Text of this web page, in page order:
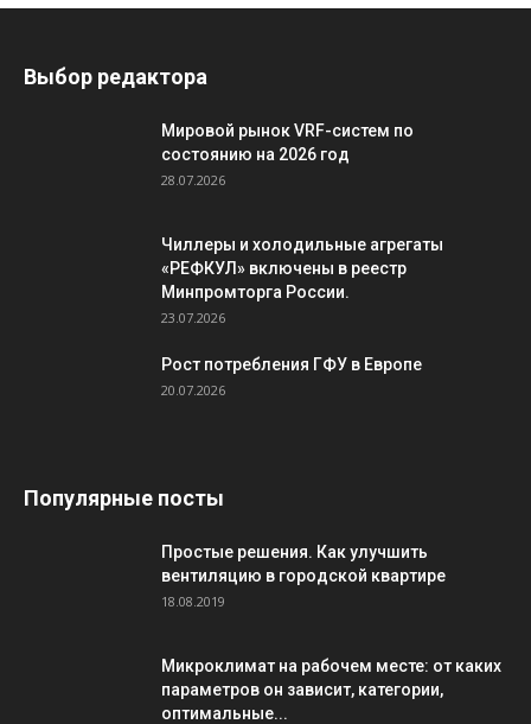
Выбор редактора
Мировой рынок VRF-систем по
состоянию на 2026 год
28.07.2026
Чиллеры и холодильные агрегаты
«РЕФКУЛ» включены в реестр
Минпромторга России.
23.07.2026
Рост потребления ГФУ в Европе
20.07.2026
Популярные посты
Простые решения. Как улучшить
вентиляцию в городской квартире
18.08.2019
Микроклимат на рабочем месте: от каких
параметров он зависит, категории,
оптимальные...